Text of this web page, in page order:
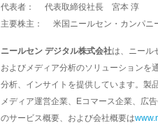
代表者： 代表取締役社長 宮本 淳
主要株主： 米国ニールセン・カンパニ
ニールセン デジタル株式会社は、ニール
およびメディア分析のソリューションを
分析、インサイトを提供しています。製
メディア運営企業、Eコマース企業、広
のサービス概要、および会社概要は